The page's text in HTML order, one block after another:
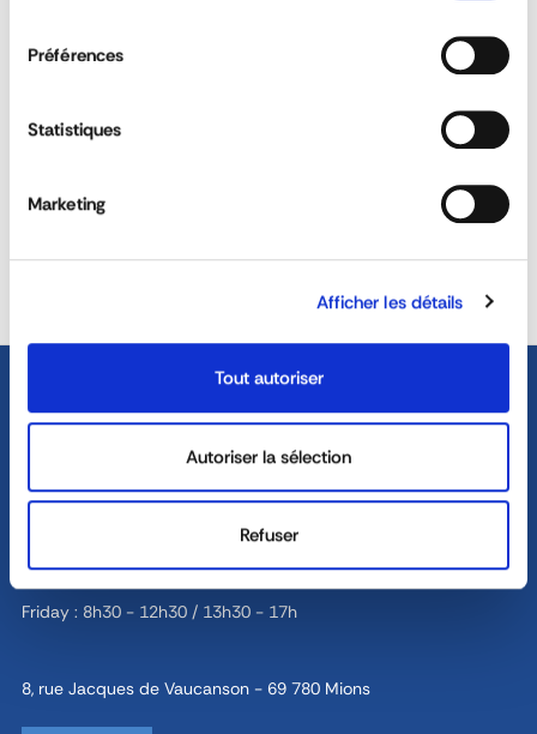
Préférences
Statistiques
Marketing
Afficher les détails
Tout autoriser
Autoriser la sélection
Refuser
40 YEARS EXPERIENCE AT
04 72 45 01 20
Monday - Thursday : 8h30 - 12h30 / 13h30 - 18h
Friday : 8h30 - 12h30 / 13h30 - 17h
8, rue Jacques de Vaucanson - 69 780 Mions